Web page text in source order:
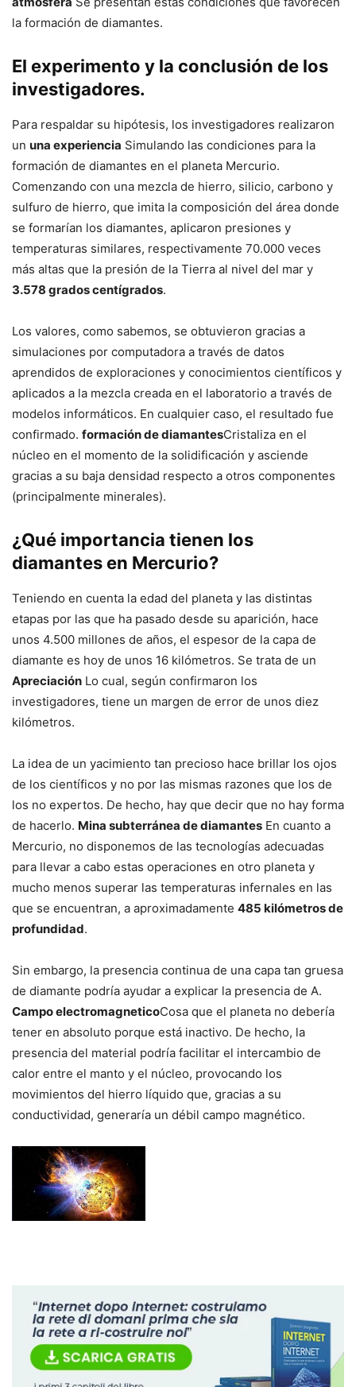
la formación de diamantes.
El experimento y la conclusión de los
investigadores.
Para respaldar su hipótesis, los investigadores realizaron
un una experiencia Simulando las condiciones para la
formación de diamantes en el planeta Mercurio.
Comenzando con una mezcla de hierro, silicio, carbono y
sulfuro de hierro, que imita la composición del área donde
se formarían los diamantes, aplicaron presiones y
temperaturas similares, respectivamente 70.000 veces
más altas que la presión de la Tierra al nivel del mar y
3.578 grados centígrados.
Los valores, como sabemos, se obtuvieron gracias a
simulaciones por computadora a través de datos
aprendidos de exploraciones y conocimientos científicos y
aplicados a la mezcla creada en el laboratorio a través de
modelos informáticos. En cualquier caso, el resultado fue
confirmado. formación de diamantesCristaliza en el
núcleo en el momento de la solidificación y asciende
gracias a su baja densidad respecto a otros componentes
(principalmente minerales).
¿Qué importancia tienen los
diamantes en Mercurio?
Teniendo en cuenta la edad del planeta y las distintas
etapas por las que ha pasado desde su aparición, hace
unos 4.500 millones de años, el espesor de la capa de
diamante es hoy de unos 16 kilómetros. Se trata de un
Apreciación Lo cual, según confirmaron los
investigadores, tiene un margen de error de unos diez
kilómetros.
La idea de un yacimiento tan precioso hace brillar los ojos
de los científicos y no por las mismas razones que los de
los no expertos. De hecho, hay que decir que no hay forma
de hacerlo. Mina subterránea de diamantes En cuanto a
Mercurio, no disponemos de las tecnologías adecuadas
para llevar a cabo estas operaciones en otro planeta y
mucho menos superar las temperaturas infernales en las
que se encuentran, a aproximadamente 485 kilómetros de
profundidad.
Sin embargo, la presencia continua de una capa tan gruesa
de diamante podría ayudar a explicar la presencia de A.
Campo electromagneticoCosa que el planeta no debería
tener en absoluto porque está inactivo. De hecho, la
presencia del material podría facilitar el intercambio de
calor entre el manto y el núcleo, provocando los
movimientos del hierro líquido que, gracias a su
conductividad, generaría un débil campo magnético.